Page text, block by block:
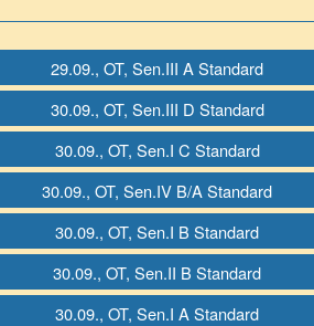
29.09., OT, Sen.III A Standard
30.09., OT, Sen.III D Standard
30.09., OT, Sen.I C Standard
30.09., OT, Sen.IV B/A Standard
30.09., OT, Sen.I B Standard
30.09., OT, Sen.II B Standard
30.09., OT, Sen.I A Standard